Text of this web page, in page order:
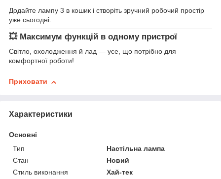
Додайте лампу 3 в кошик і створіть зручний робочий простір
уже сьогодні.
💥 Максимум функцій в одному пристрої
Світло, охолодження й лад — усе, що потрібно для
комфортної роботи!
Приховати
Характеристики
Основні
Тип
Настільна лампа
Стан
Новий
Стиль виконання
Хай-тек